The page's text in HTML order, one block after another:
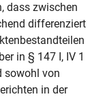
dass zwischen
differenziert
in § 147 I, IV 1
sowohl von
in der